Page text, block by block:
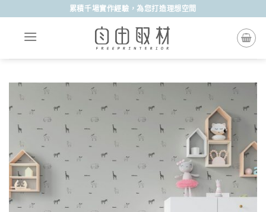
content
累積千場實作經驗，為您打造理想空間